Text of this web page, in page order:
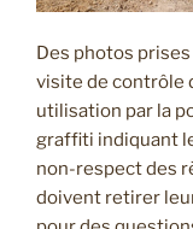
Des photos
visite de contrôle
utilisation par la
graffiti indiquant
non-respect des
doivent retirer